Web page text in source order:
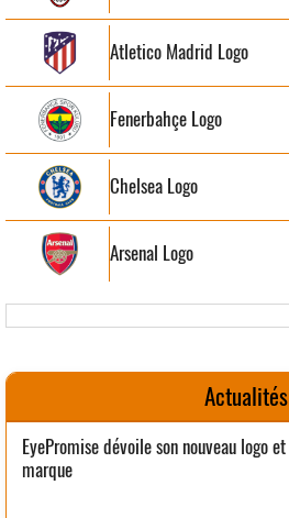
Atletico Madrid Logo
Fenerbahçe Logo
Chelsea Logo
Arsenal Logo
Actualités
EyePromise dévoile son nouveau logo
marque